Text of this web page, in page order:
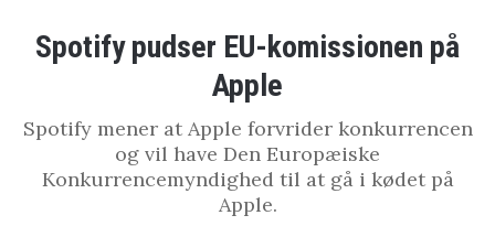
Spotify pudser EU-komissionen på
Apple
Spotify mener at Apple forvrider konkurrencen
og vil have Den Europæiske
Konkurrencemyndighed til at gå i kødet på
Apple.